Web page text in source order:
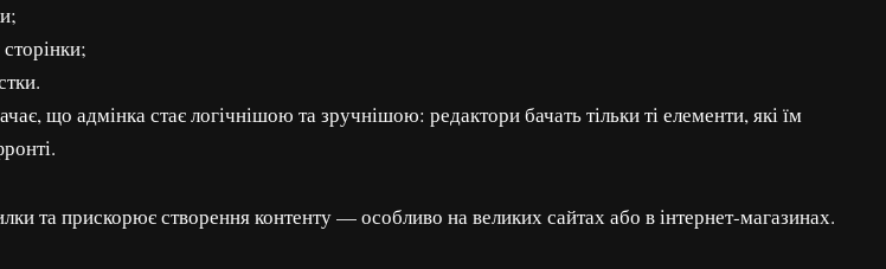
що адмінка стає логічнішою та зручнішою: редактори бачать тільки ті елементи, які їм
та прискорює створення контенту — особливо на великих сайтах або в інтернет-магазинах.